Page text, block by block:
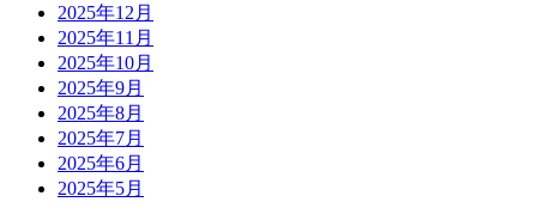
2025年12月
2025年11月
2025年10月
2025年9月
2025年8月
2025年7月
2025年6月
2025年5月